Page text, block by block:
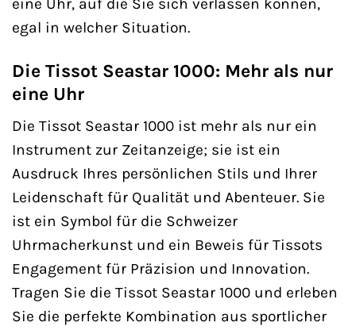
egal in welcher Situation.
Die Tissot Seastar 1000: Mehr als nur
eine Uhr
Die Tissot Seastar 1000 ist mehr als nur ein
Instrument zur Zeitanzeige; sie ist ein
Ausdruck Ihres persönlichen Stils und Ihrer
Leidenschaft für Qualität und Abenteuer. Sie
ist ein Symbol für die Schweizer
Uhrmacherkunst und ein Beweis für Tissots
Engagement für Präzision und Innovation.
Tragen Sie die Tissot Seastar 1000 und erleben
Sie die perfekte Kombination aus sportlicher